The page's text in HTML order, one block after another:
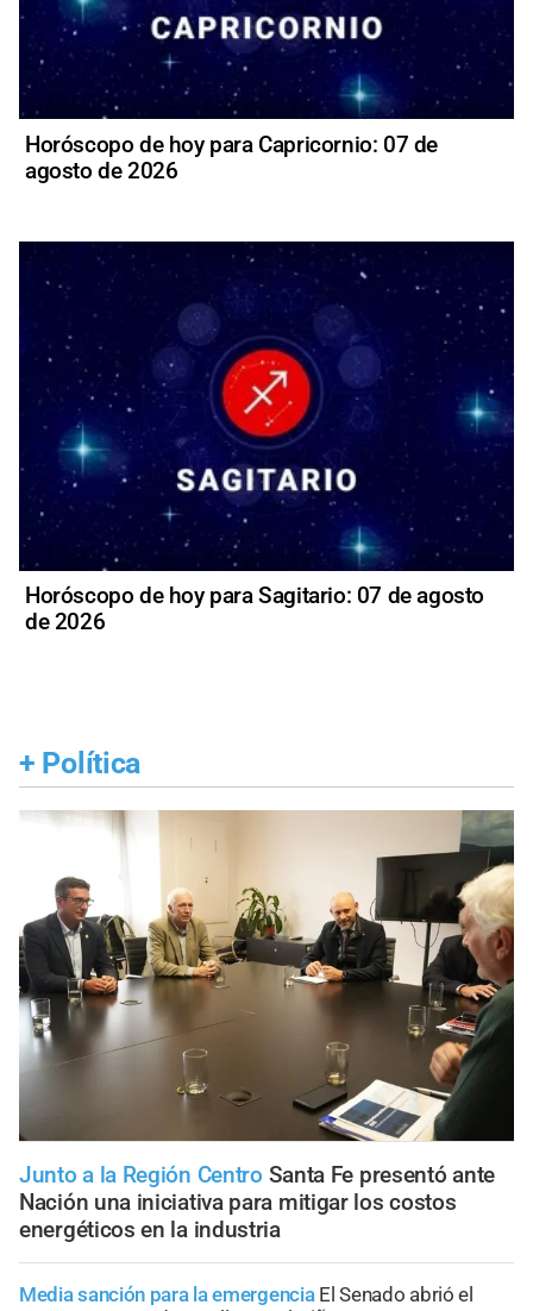
Horóscopo de hoy para Capricornio: 07 de
agosto de 2026
Horóscopo de hoy para Sagitario: 07 de agosto
de 2026
+ Política
Junto a la Región Centro Santa Fe presentó ante
Nación una iniciativa para mitigar los costos
energéticos en la industria
Media sanción para la emergencia El Senado abrió el